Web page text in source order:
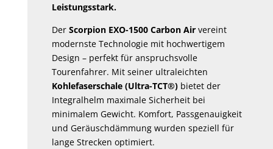
Leistungsstark.
DerScorpion EXO-1500 Carbon Air vereint
modernste Technologie mit hochwertigem
Design – perfekt für anspruchsvolle
Tourenfahrer. Mit seiner ultraleichten
Kohlefaserschale (Ultra-TCT®) bietet der
Integralhelm maximale Sicherheit bei
minimalem Gewicht. Komfort, Passgenauigkeit
und Geräuschdämmung wurden speziell für
lange Strecken optimiert.